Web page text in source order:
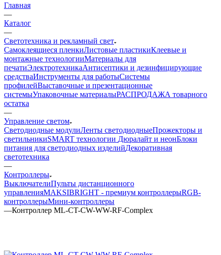
Главная
—
Каталог
—
Светотехника и рекламный свет
Самоклеящиеся пленкиЛистовые пластикиКлеевые и
монтажные технологииМатериалы для
печатиЭлектротехникаАнтисептики и дезинфицирующие
средстваИнструменты для работыСистемы
профилейВыставочные и презентационные
системыУпаковочные материалыРАСПРОДАЖА товарного
остатка
—
Управление светом
Светодиодные модулиЛенты светодиодныеПрожекторы и
светильникиSMART технологии Дюралайт и неонБлоки
питания для светодиодных изделийДекоративная
светотехника
—
Контроллеры
ВыключателиПульты дистанционного
управленияMAKSIBRIGHT - премиум контроллерыRGB-
контроллерыМини-контроллеры
—Контроллер ML-CT-CW-WW-RF-Complex